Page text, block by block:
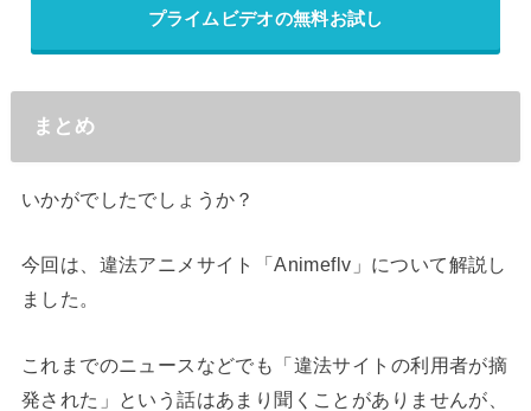
プライムビデオの無料お試し
まとめ
いかがでしたでしょうか？
今回は、違法アニメサイト「Animeflv」について解説し
ました。
これまでのニュースなどでも「違法サイトの利用者が摘
発された」という話はあまり聞くことがありませんが、